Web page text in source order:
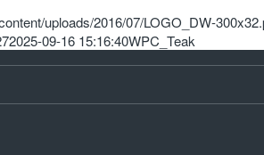
uploads/2016/07/LOGO_DW-
2025-09-16 15:16:40WPC_Teak